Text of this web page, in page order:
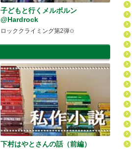
子どもと行くメルボルン
@Hardrock
ロッククライミング第2弾✩
下村はやとさんの話（前編）